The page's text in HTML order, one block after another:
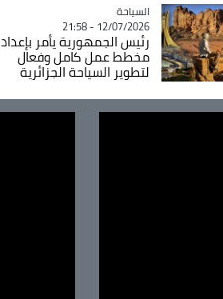
Catégorie
السياحة
12/07/2026 - 21:58
رئيس الجمهورية يأمر بإعداد
مخطط عمل كامل وفعال
لتطوير السياحة الجزائرية